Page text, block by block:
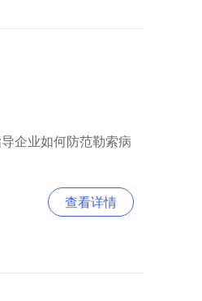
企业如何防范勒索病
查看详情